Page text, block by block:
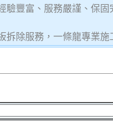
驗豐富、服務嚴謹、保
拆除服務，一條龍專業